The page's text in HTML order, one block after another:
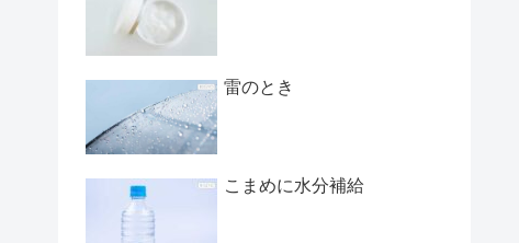
雷のとき
こまめに水分補給